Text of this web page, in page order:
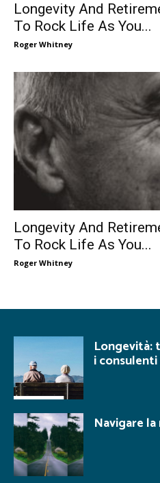
Longevity And
To Rock Life As You...
Roger Whitney
Longevity And
To Rock Life As You...
Roger Whitney
Longevità:
i
Navigare